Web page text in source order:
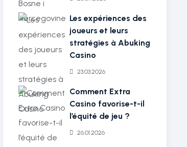
Les expériences des
joueurs et leurs
stratégies à Abuking
Casino
23.03.2026
Comment Extra
Casino favorise-t-il
l’équité de jeu ?
26.01.2026